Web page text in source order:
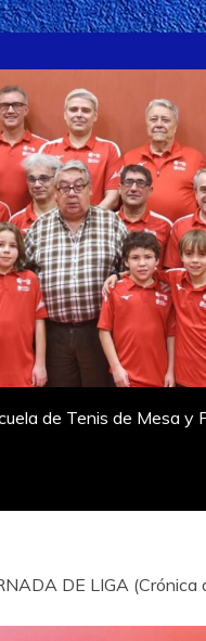
de Tenis de Mesa y
DE LIGA